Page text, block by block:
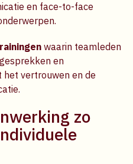
en face-to-face
waarin teamleden
en
vertrouwen en de
zo